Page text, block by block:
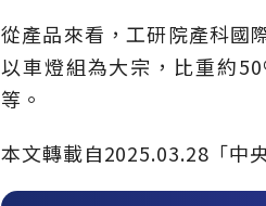
從產品來看，工研院產科國
以車燈組為大宗，比重約
等。
本文轉載自2025.03.28「中